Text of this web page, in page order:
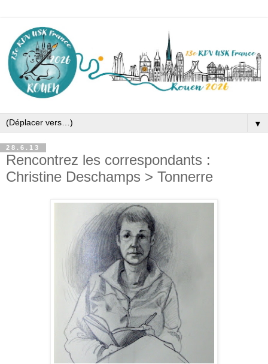
▼
28.6.13
Rencontrez les correspondants :
Christine Deschamps > Tonnerre